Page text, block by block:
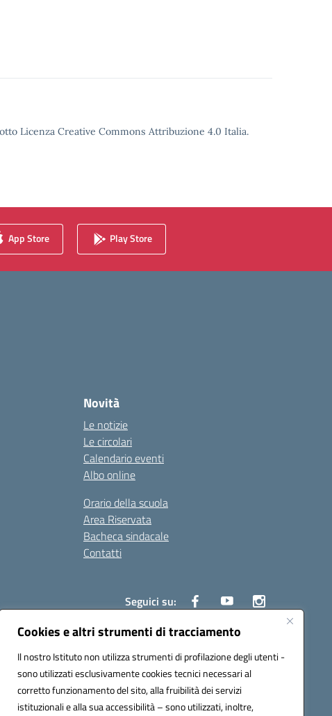
Cookies e altri strumenti di tracciamento
Il nostro Istituto non utilizza strumenti di profilazione degli utenti -
sono utilizzati esclusivamente cookies tecnici necessari al
corretto funzionamento del sito, alla fruibilità dei servizi
istituzionali e alla sua accessibilità – sono utilizzati, inoltre,
Licenza Creative Commons Attribuzione 4.0 Italia.
App Store Play Store
Novità
Le notizie
Le circolari
Calendario eventi
Albo online
Orario della scuola
Area Riservata
Bacheca sindacale
Contatti
Seguici su: